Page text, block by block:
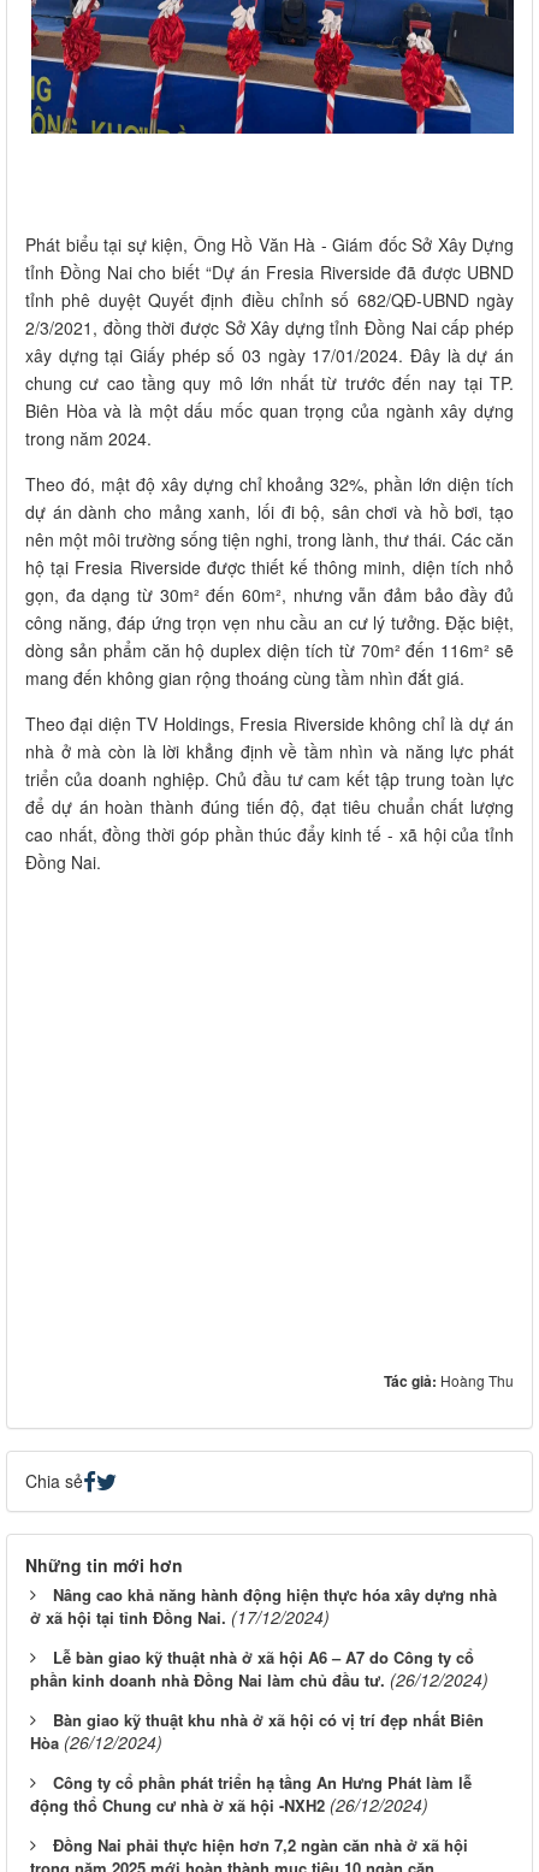
Phát biểu tại sự kiện, Ông Hồ Văn Hà - Giám đốc Sở Xây Dựng
tỉnh Đồng Nai cho biết “Dự án Fresia Riverside đã được UBND
tỉnh phê duyệt Quyết định điều chỉnh số 682/QĐ-UBND ngày
2/3/2021, đồng thời được Sở Xây dựng tỉnh Đồng Nai cấp phép
xây dựng tại Giấy phép số 03 ngày 17/01/2024. Đây là dự án
chung cư cao tầng quy mô lớn nhất từ trước đến nay tại TP.
Biên Hòa và là một dấu mốc quan trọng của ngành xây dựng
trong năm 2024.
Theo đó, mật độ xây dựng chỉ khoảng 32%, phần lớn diện tích
dự án dành cho mảng xanh, lối đi bộ, sân chơi và hồ bơi, tạo
nên một môi trường sống tiện nghi, trong lành, thư thái. Các căn
hộ tại Fresia Riverside được thiết kế thông minh, diện tích nhỏ
gọn, đa dạng từ 30m² đến 60m², nhưng vẫn đảm bảo đầy đủ
công năng, đáp ứng trọn vẹn nhu cầu an cư lý tưởng. Đặc biệt,
dòng sản phẩm căn hộ duplex diện tích từ 70m² đến 116m² sẽ
mang đến không gian rộng thoáng cùng tầm nhìn đắt giá.
Theo đại diện TV Holdings, Fresia Riverside không chỉ là dự án
nhà ở mà còn là lời khẳng định về tầm nhìn và năng lực phát
triển của doanh nghiệp. Chủ đầu tư cam kết tập trung toàn lực
để dự án hoàn thành đúng tiến độ, đạt tiêu chuẩn chất lượng
cao nhất, đồng thời góp phần thúc đẩy kinh tế - xã hội của tỉnh
Đồng Nai.
Tác giả: Hoàng Thu
Chia sẻ
Những tin mới hơn
Nâng cao khả năng hành động hiện thực hóa xây dựng nhà
ở xã hội tại tỉnh Đồng Nai. (17/12/2024)
Lễ bàn giao kỹ thuật nhà ở xã hội A6 – A7 do Công ty cổ
phần kinh doanh nhà Đồng Nai làm chủ đầu tư. (26/12/2024)
Bàn giao kỹ thuật khu nhà ở xã hội có vị trí đẹp nhất Biên
Hòa (26/12/2024)
Công ty cổ phần phát triển hạ tầng An Hưng Phát làm lễ
động thổ Chung cư nhà ờ xã hội -NXH2 (26/12/2024)
Đồng Nai phải thực hiện hơn 7,2 ngàn căn nhà ở xã hội